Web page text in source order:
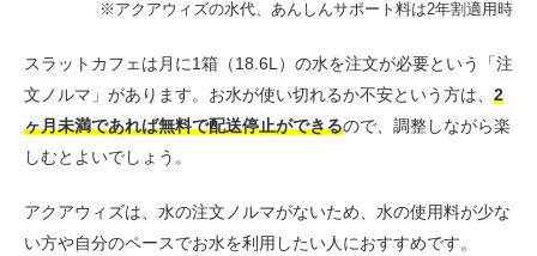
※アクアウィズの水代、あんしんサポート料は2年割適用時
スラットカフェは月に1箱（18.6L）の水を注文が必要という「注
文ノルマ」があります。お水が使い切れるか不安という方は、 2
ヶ月未満であれば無料で配送停止ができるので、調整しながら楽
しむとよいでしょう。
アクアウィズは、水の注文ノルマがないため、水の使用料が少な
い方や自分のペースでお水を利用したい人におすすめです。